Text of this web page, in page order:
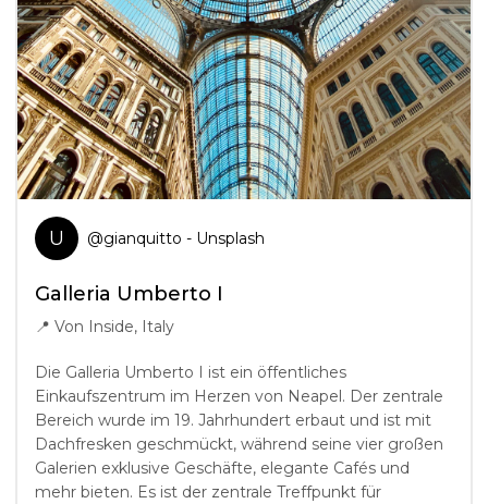
U @gianquitto - Unsplash
Galleria Umberto I
📍 Von Inside, Italy
Die Galleria Umberto I ist ein öffentliches
Einkaufszentrum im Herzen von Neapel. Der zentrale
Bereich wurde im 19. Jahrhundert erbaut und ist mit
Dachfresken geschmückt, während seine vier großen
Galerien exklusive Geschäfte, elegante Cafés und
mehr bieten. Es ist der zentrale Treffpunkt für